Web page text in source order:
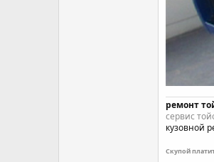
ремонт
сервис
кузовной
Скупой